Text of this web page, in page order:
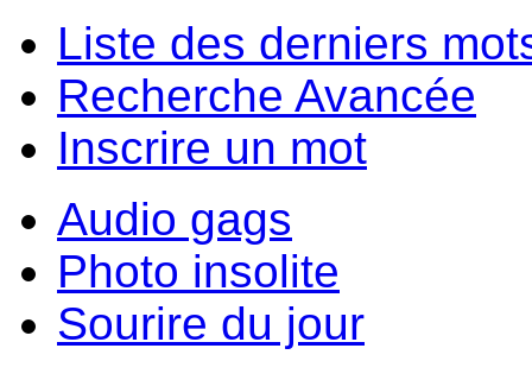
Liste des derniers
Recherche Avancée
Inscrire un mot
Audio gags
Photo insolite
Sourire du jour